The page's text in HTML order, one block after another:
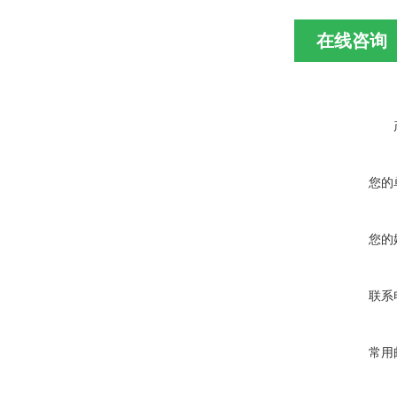
在线咨询
您的
您的
联系
常用